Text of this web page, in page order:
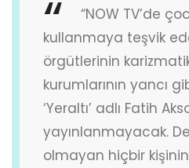
“NOW TV’de
kullanmaya teşvik
örgütlerinin
kurumlarının yancı
‘Yeraltı’ adlı Fatih
yayınlanmayacak.
olmayan hiçbir